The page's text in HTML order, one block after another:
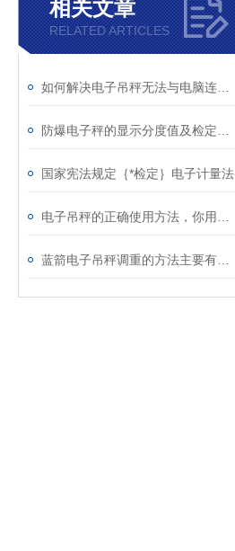
相关文章
RELATED ARTICLES
国家宪法规定｛*检定｝电子计量法